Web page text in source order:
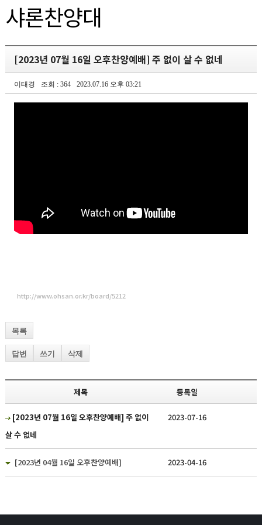
샤론찬양대
[2023년 07월 16일 오후찬양예배] 주 없이 살 수 없네
이태경 조회 : 364 2023.07.16 오후 03:21
http://www.ohsan.or.kr/board/5212
목록
답변 쓰기 삭제
제목 등록일
[2023년 07월 16일 오후찬양예배] 주 없이
살 수 없네
2023-07-16
[2023년 04월 16일 오후찬양예배] 2023-04-16